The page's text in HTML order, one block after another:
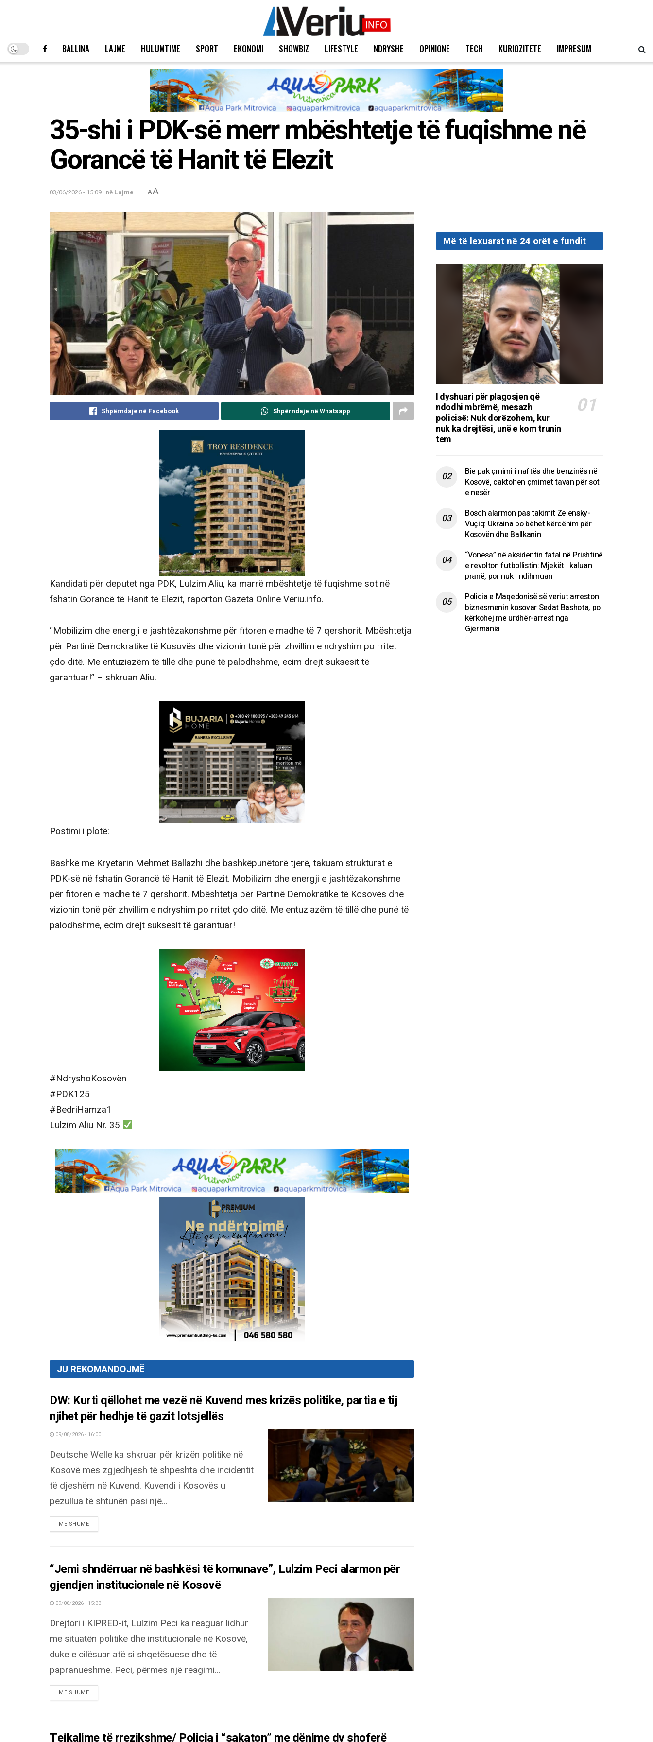
BALLINA LAJME HULUMTIME SPORT EKONOMI SHOWBIZ LIFESTYLE NDRYSHE OPINIONE TECH KURIOZITETE IMPRESUM
35-shi i PDK-së merr mbështetje të fuqishme në
Gorancë të Hanit të Elezit
03/06/2026 - 15:09 në Lajme AA
Shpërndaje në Facebook Shpërndaje në Whatsapp
Kandidati për deputet nga PDK, Lulzim Aliu, ka marrë mbështetje të fuqishme sot në
fshatin Gorancë të Hanit të Elezit, raporton Gazeta Online Veriu.info.
“Mobilizim dhe energji e jashtëzakonshme për fitoren e madhe të 7 qershorit. Mbështetja
për Partinë Demokratike të Kosovës dhe vizionin tonë për zhvillim e ndryshim po rritet
çdo ditë. Me entuziazëm të tillë dhe punë të palodhshme, ecim drejt suksesit të
garantuar!” – shkruan Aliu.
Postimi i plotë:
Bashkë me Kryetarin Mehmet Ballazhi dhe bashkëpunëtorë tjerë, takuam strukturat e
PDK-së në fshatin Gorancë të Hanit të Elezit. Mobilizim dhe energji e jashtëzakonshme
për fitoren e madhe të 7 qershorit. Mbështetja për Partinë Demokratike të Kosovës dhe
vizionin tonë për zhvillim e ndryshim po rritet çdo ditë. Me entuziazëm të tillë dhe punë të
palodhshme, ecim drejt suksesit të garantuar!
#NdryshoKosovën
#PDK125
#BedriHamza1
Lulzim Aliu Nr. 35
JU REKOMANDOJMË
DW: Kurti qëllohet me vezë në Kuvend mes krizës politike, partia e tij
njihet për hedhje të gazit lotsjellës
09/08/2026 - 16:00
Deutsche Welle ka shkruar për krizën politike në
Kosovë mes zgjedhjesh të shpeshta dhe incidentit
të djeshëm në Kuvend. Kuvendi i Kosovës u
pezullua të shtunën pasi një...
MË SHUMËDETAILS
“Jemi shndërruar në bashkësi të komunave”, Lulzim Peci alarmon për
gjendjen institucionale në Kosovë
09/08/2026 - 15:33
Drejtori i KIPRED-it, Lulzim Peci ka reaguar lidhur
me situatën politike dhe institucionale në Kosovë,
duke e cilësuar atë si shqetësuese dhe të
papranueshme. Peci, përmes një reagimi...
MË SHUMËDETAILS
Tejkalime të rrezikshme/ Policia i “sakaton” me dënime dy shoferë
Më të lexuarat në 24 orët e fundit
I dyshuari për plagosjen që
ndodhi mbrëmë, mesazh
policisë: Nuk dorëzohem, kur
nuk ka drejtësi, unë e kom trunin
tem
Bie pak çmimi i naftës dhe benzinës në
Kosovë, caktohen çmimet tavan për sot
e nesër
Bosch alarmon pas takimit Zelensky-
Vuçiq: Ukraina po bëhet kërcënim për
Kosovën dhe Ballkanin
“Vonesa” në aksidentin fatal në Prishtinë
e revolton futbollistin: Mjekët i kaluan
pranë, por nuk i ndihmuan
Policia e Maqedonisë së veriut arreston
biznesmenin kosovar Sedat Bashota, po
kërkohej me urdhër-arrest nga
Gjermania